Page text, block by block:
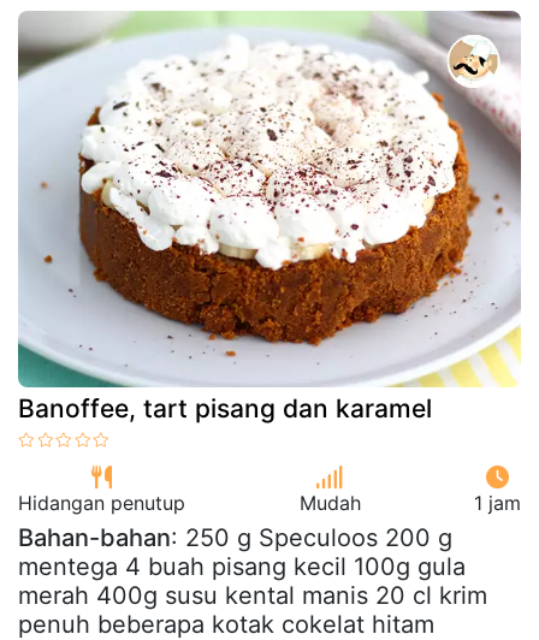
Banoffee, tart pisang dan karamel
Hidangan penutup Mudah 1 jam
Bahan-bahan: 250 g Speculoos 200 g
mentega 4 buah pisang kecil 100g gula
merah 400g susu kental manis 20 cl krim
penuh beberapa kotak cokelat hitam